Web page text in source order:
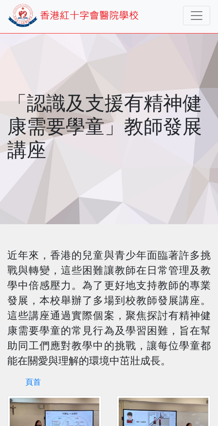
「認識及支援有精神健
康需要學童」教師發展
講座
近年來，香港的兒童與青少年面臨著許多挑
戰與轉變，這些困難讓教師在日常管理及教
學中倍感壓力。為了更好地支持教師的專業
發展，本校舉辦了多場到校教師發展講座。
這些講座通過實際個案，聚焦探討有精神健
康需要學童的常見行為及學習困難，旨在幫
助同工們應對教學中的挑戰，讓每位學童都
能在關愛與理解的環境中茁壯成長。
頁首